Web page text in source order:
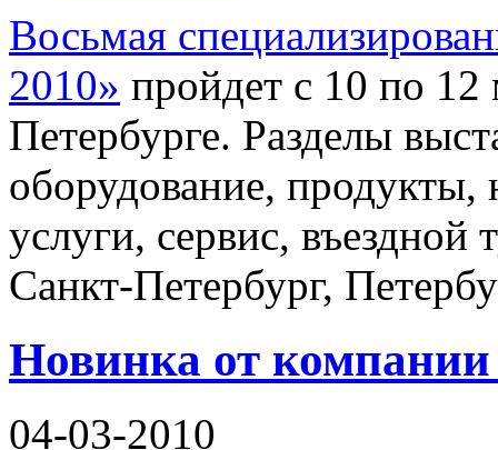
Восьмая
2010» пройдет с 10 по 12
Петербурге. Разделы
оборудование,
услуги, сервис,
Санкт-Петербург,
Новинка от
04-03-2010